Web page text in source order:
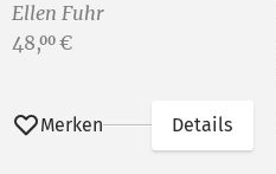
Ellen Fuhr
Preis:
48,00 €
Merken Details